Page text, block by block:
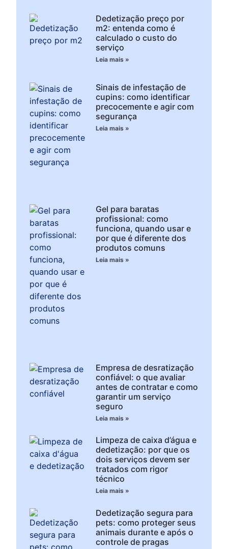
Dedetização preço por
m2: entenda como é
calculado o custo do
serviço
Leia mais »
Sinais de infestação de
cupins: como identificar
precocemente e agir com
segurança
Leia mais »
Gel para baratas
profissional: como
funciona, quando usar e
por que é diferente dos
produtos comuns
Leia mais »
Empresa de desratização
confiável: o que avaliar
antes de contratar e como
garantir um serviço
seguro
Leia mais »
Limpeza de caixa d’água e
dedetização: por que os
dois serviços devem ser
tratados com rigor
técnico
Leia mais »
Dedetização segura para
pets: como proteger seus
animais durante e após o
controle de pragas